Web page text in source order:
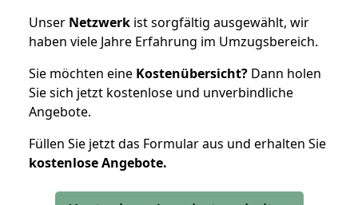
Unser Netzwerk ist sorgfältig ausgewählt, wir
haben viele Jahre Erfahrung im Umzugsbereich.
Sie möchten eine Kostenübersicht? Dann holen
Sie sich jetzt kostenlose und unverbindliche
Angebote.
Füllen Sie jetzt das Formular aus und erhalten Sie
kostenloseAngebote.